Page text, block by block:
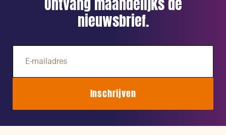
nieuwsbrief.
mailadres
Inschrijven